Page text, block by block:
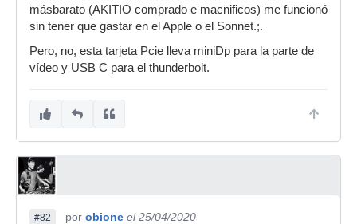
másbarato (AKITIO comprado e macnificos) me funcionó
sin tener que gastar en el Apple o el Sonnet.;.
Pero, no, esta tarjeta Pcie lleva miniDp para la parte de
vídeo y USB C para el thunderbolt.
#82 por obione el 25/04/2020